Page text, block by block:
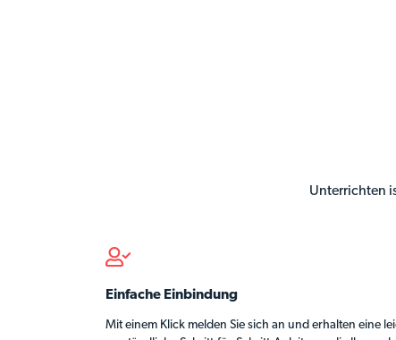
Unterrichten
Einfache Einbindung
Mit einem Klick melden Sie sich an und erhalten eine